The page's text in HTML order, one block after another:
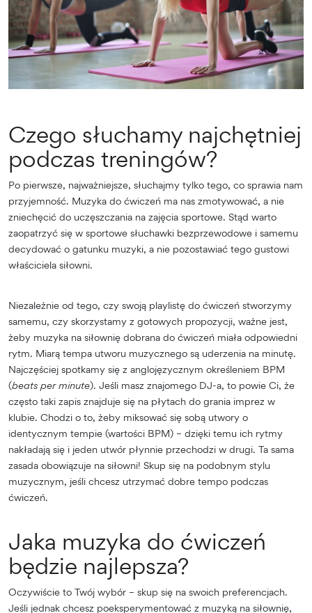
Czego słuchamy najchętniej
podczas treningów?
Po pierwsze, najważniejsze, słuchajmy tylko tego, co sprawia nam
przyjemność. Muzyka do ćwiczeń ma nas zmotywować, a nie
zniechęcić do uczęszczania na zajęcia sportowe. Stąd warto
zaopatrzyć się w sportowe słuchawki bezprzewodowe i samemu
decydować o gatunku muzyki, a nie pozostawiać tego gustowi
właściciela siłowni.
Niezależnie od tego, czy swoją playlistę do ćwiczeń stworzymy
samemu, czy skorzystamy z gotowych propozycji, ważne jest,
żeby muzyka na siłownię dobrana do ćwiczeń miała odpowiedni
rytm. Miarą tempa utworu muzycznego są uderzenia na minutę.
Najczęściej spotkamy się z anglojęzycznym określeniem BPM
(beats per minute). Jeśli masz znajomego DJ-a, to powie Ci, że
często taki zapis znajduje się na płytach do grania imprez w
klubie. Chodzi o to, żeby miksować się sobą utwory o
identycznym tempie (wartości BPM) – dzięki temu ich rytmy
nakładają się i jeden utwór płynnie przechodzi w drugi. Ta sama
zasada obowiązuje na siłowni! Skup się na podobnym stylu
muzycznym, jeśli chcesz utrzymać dobre tempo podczas
ćwiczeń.
Jaka muzyka do ćwiczeń
będzie najlepsza?
Oczywiście to Twój wybór – skup się na swoich preferencjach.
Jeśli jednak chcesz poeksperymentować z muzyką na siłownię,